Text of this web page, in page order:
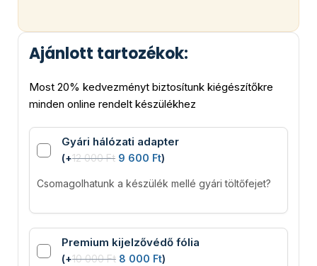
Ajánlott tartozékok:
Most 20% kedvezményt biztosítunk kiégészítőkre
minden online rendelt készülékhez
Gyári hálózati adapter
(+12 000Ft 9 600 Ft)
Csomagolhatunk a készülék mellé gyári töltőfejet?
Premium kijelzővédő fólia
(+10 000Ft 8 000 Ft)